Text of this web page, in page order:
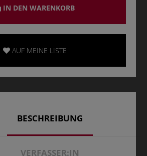
IN DEN WARENKORB
AUF MEINE LISTE
BESCHREIBUNG
VERFASSER:IN